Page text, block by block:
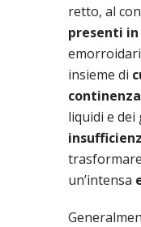
retto, al
presenti
insieme di
liquidi e dei
un’intensa